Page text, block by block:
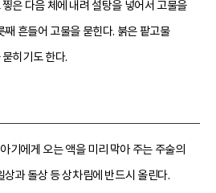
은 다음 체에 내려 설탕을 넣어서 고물을
흔들어 고물을 묻힌다. 붉은 팥고물
히기도 한다.
기에게 오는 액을 미리 막아 주는 주술의
과 돌상 등 상차림에 반드시 올린다.